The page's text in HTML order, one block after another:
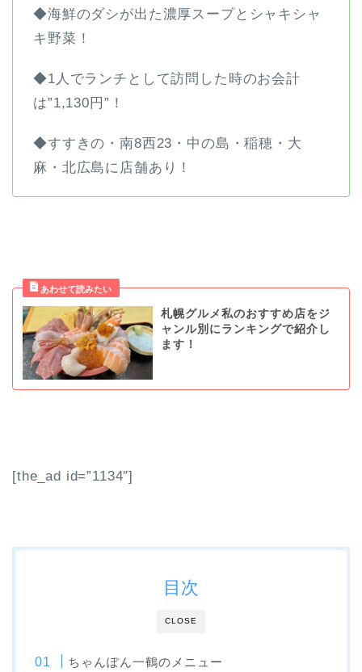
◆海鮮のダシが出た濃厚スープとシャキシャ
キ野菜！
◆1人でランチとして訪問した時のお会計
は”1,130円”！
◆すすきの・南8西23・中の島・稲穂・大
麻・北広島に店舗あり！
札幌グルメ私のおすすめ店をジ
ャンル別にランキングで紹介し
ます！
[the_ad id=”1134″]
CLOSE
目次
ちゃんぽん一鶴のメニュー